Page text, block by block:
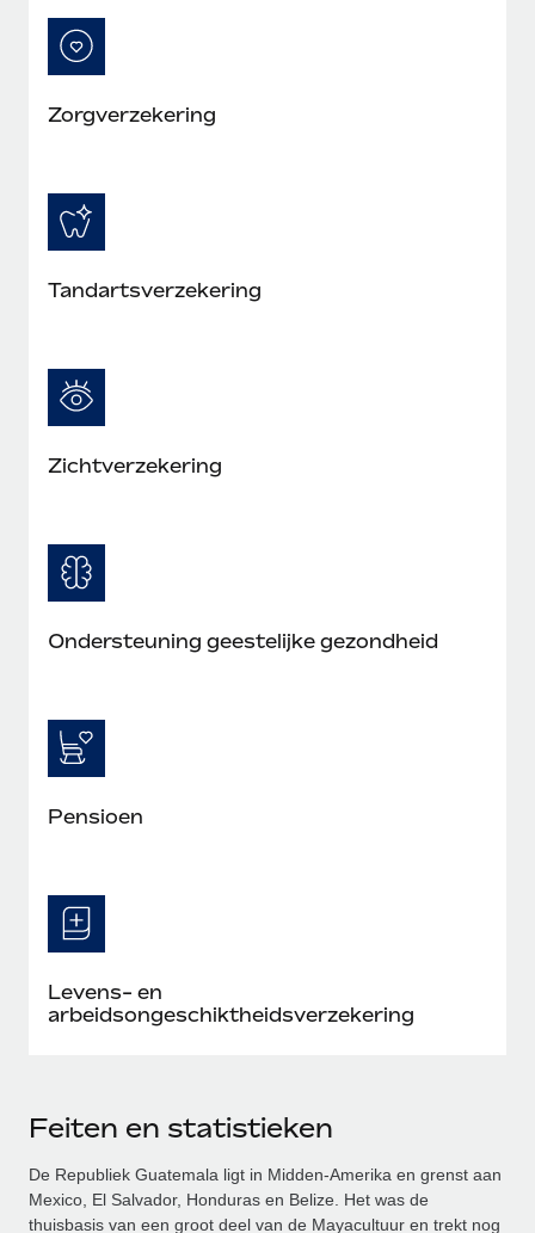
Zorgverzekering
Tandartsverzekering
Zichtverzekering
Ondersteuning geestelijke gezondheid
Pensioen
Levens- en
arbeidsongeschiktheidsverzekering
Feiten en statistieken
De Republiek Guatemala ligt in Midden-Amerika en grenst aan
Mexico, El Salvador, Honduras en Belize. Het was de
thuisbasis van een groot deel van de Mayacultuur en trekt nog